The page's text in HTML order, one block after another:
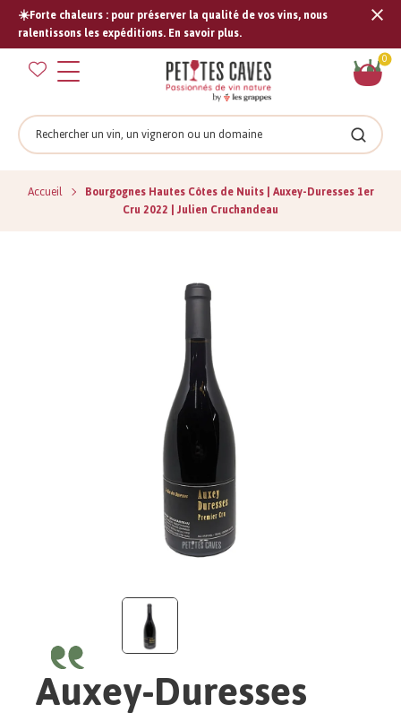
☀️Forte chaleurs : pour préserver la qualité de vos vins, nous
ralentissons les expéditions. En savoir plus.
0
Rechercher
Accueil
Bourgognes Hautes Côtes de Nuits | Auxey-Duresses 1er
Cru 2022 | Julien Cruchandeau
Auxey-Duresses